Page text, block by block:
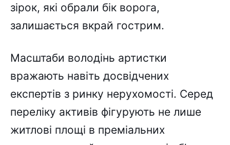
зірок, які обрали бік ворога,
залишається вкрай гострим.
Масштаби володінь артистки
вражають навіть досвідчених
експертів з ринку нерухомості. Серед
переліку активів фігурують не лише
житлові площі в преміальних